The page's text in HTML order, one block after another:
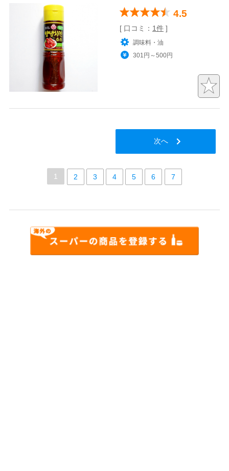
4.5
[ 口コミ： 1件 ]
調味料・油
301円～500円
次へ
1 2 3 4 5 6 7